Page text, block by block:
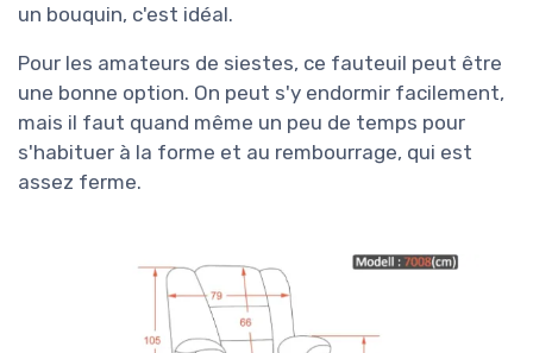
un bouquin, c'est idéal.
Pour les amateurs de siestes, ce fauteuil peut être
une bonne option. On peut s'y endormir facilement,
mais il faut quand même un peu de temps pour
s'habituer à la forme et au rembourrage, qui est
assez ferme.